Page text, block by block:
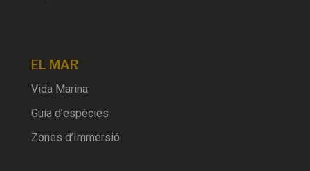
EL MAR
Vida Marina
Guia d’espècies
Zones d’Immersió